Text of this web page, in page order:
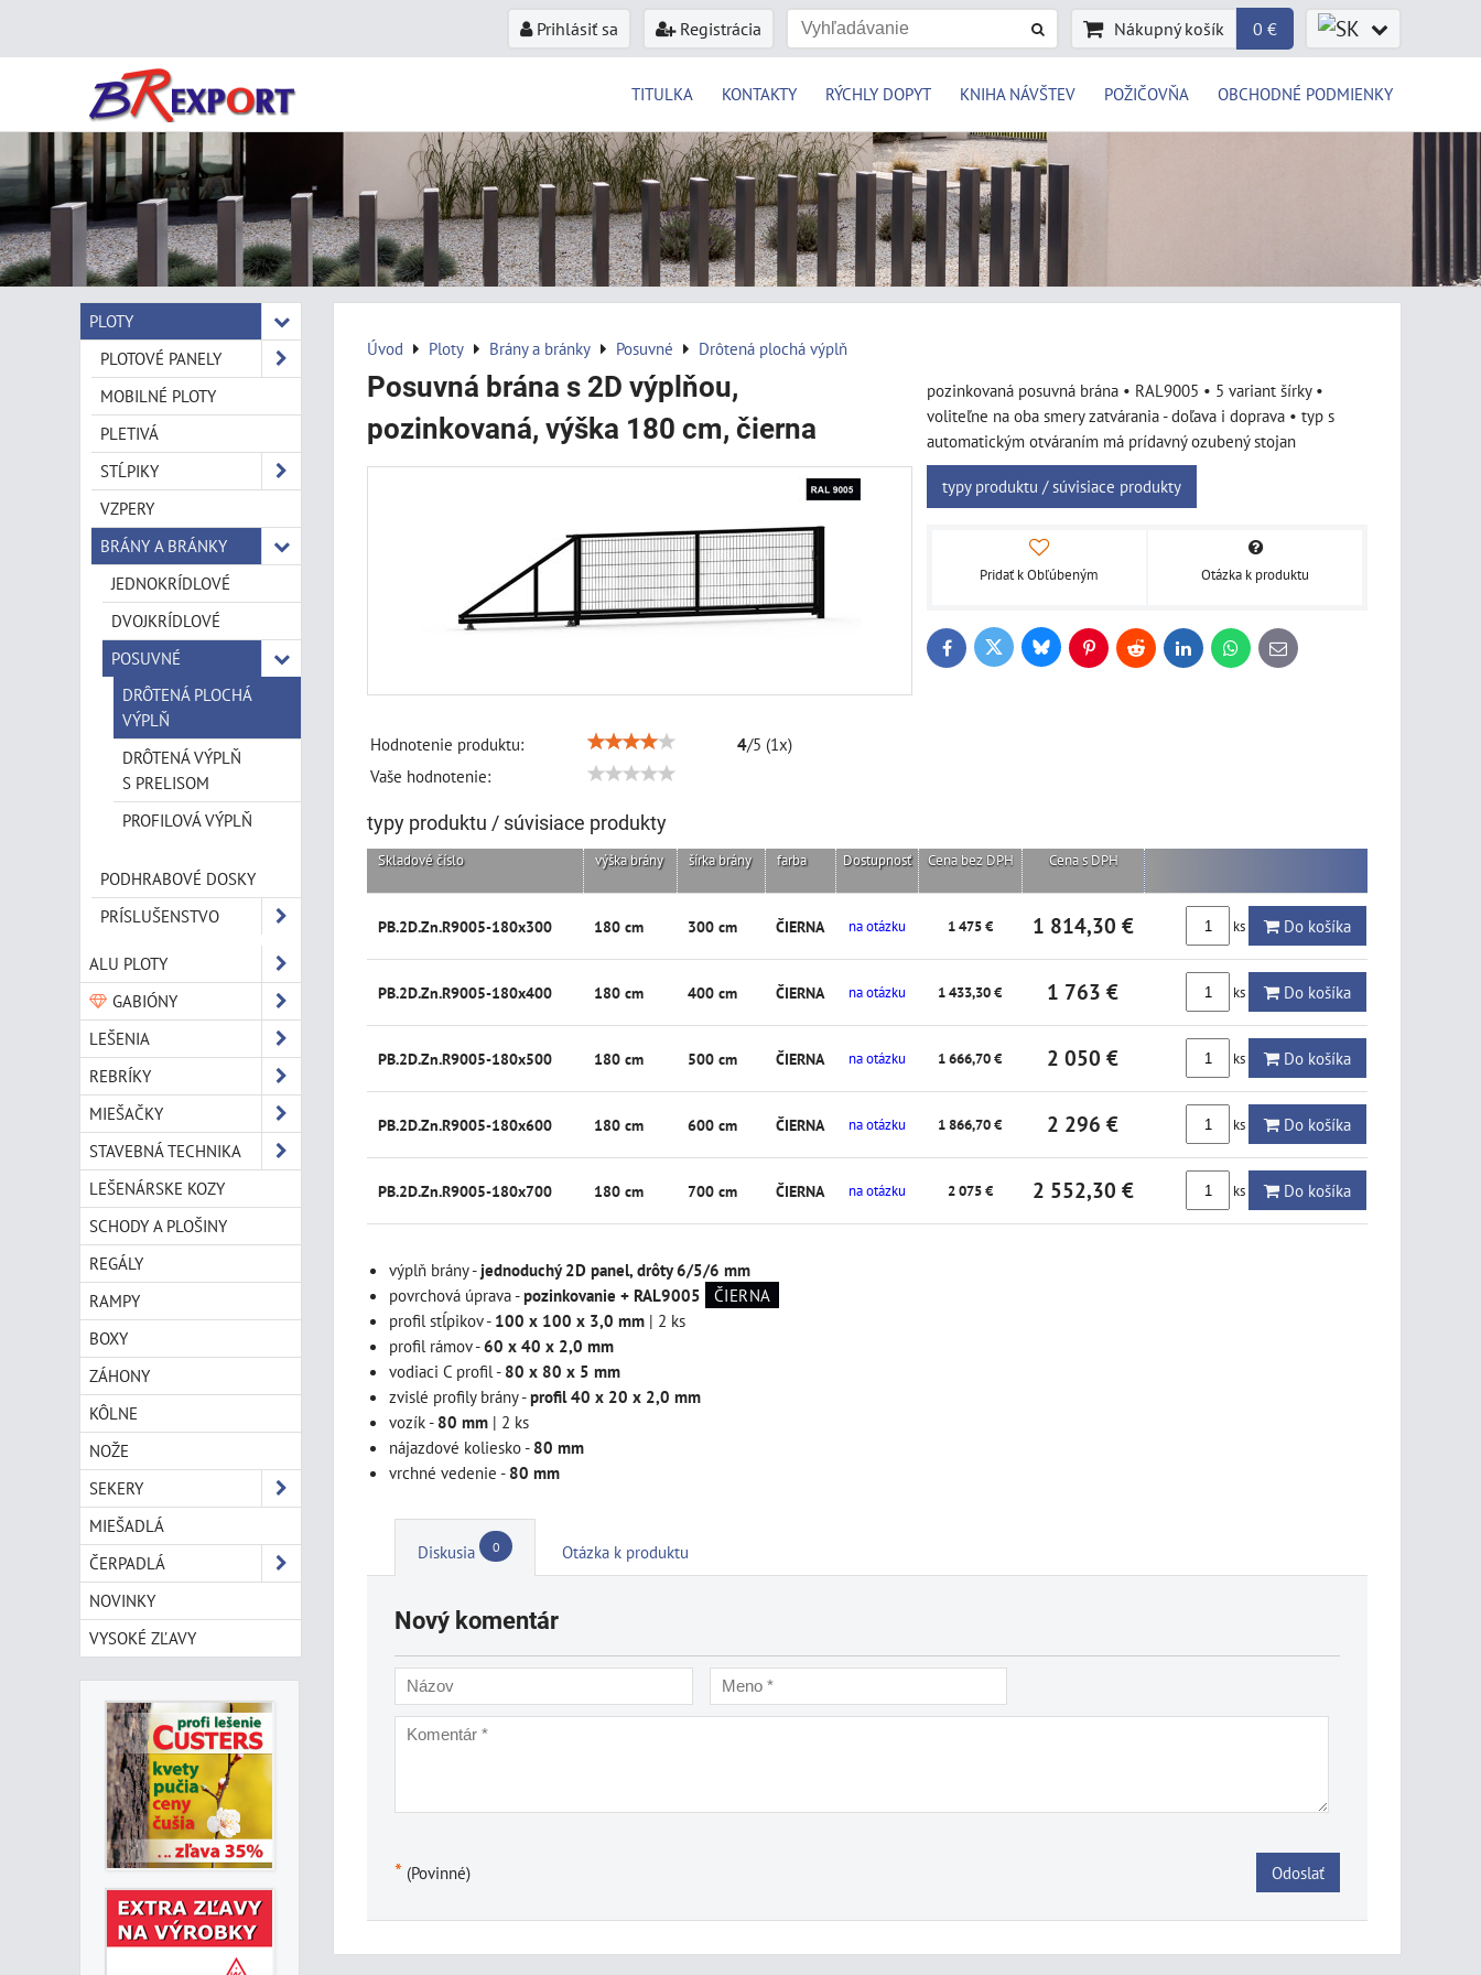
Prihlásiť sa Registrácia Nákupný košík 0 €
TITULKA KONTAKTY RÝCHLY DOPYT KNIHA NÁVŠTEV POŽIČOVŇA OBCHODNÉ PODMIENKY
Úvod Ploty Brány a bránky Posuvné Drôtená plochá výplň
Posuvná brána s 2D výplňou,
pozinkovaná, výška 180 cm, čierna
Hodnotenie produktu: 4/5 (1x)
Vaše hodnotenie:
pozinkovaná posuvná brána • RAL9005 • 5 variant šírky •
voliteľne na oba smery zatvárania - doľava i doprava • typ s
automatickým otváraním má prídavný ozubený stojan
typy produktu / súvisiace produkty
Pridať k Obľúbeným Otázka k produktu
FacebookTwitter BlueskyPinterestReddit LinkedInWhatsApp
E-
mail
typy produktu / súvisiace produkty
Skladové číslo výška brány šírka brány farba Dostupnosť Cena bez DPH Cena s DPH
PB.2D.Zn.R9005-180x300 180 cm 300 cm ČIERNA na otázku 1 475 € 1 814,30 € ks Do košíka
PB.2D.Zn.R9005-180x400 180 cm 400 cm ČIERNA na otázku 1 433,30 € 1 763 € ks Do košíka
PB.2D.Zn.R9005-180x500 180 cm 500 cm ČIERNA na otázku 1 666,70 € 2 050 € ks Do košíka
PB.2D.Zn.R9005-180x600 180 cm 600 cm ČIERNA na otázku 1 866,70 € 2 296 € ks Do košíka
PB.2D.Zn.R9005-180x700 180 cm 700 cm ČIERNA na otázku 2 075 € 2 552,30 € ks Do košíka
výplň brány - jednoduchý 2D panel, drôty 6/5/6 mm
povrchová úprava -pozinkovanie + RAL9005
ČIERNA
profil stĺpikov - 100 x 100 x 3,0 mm | 2 ks
profil rámov -60 x 40 x 2,0 mm
vodiaci C profil - 80 x 80 x 5 mm
zvislé profily brány -profil 40 x 20 x 2,0 mm
vozík - 80 mm | 2 ks
nájazdové koliesko - 80 mm
vrchné vedenie - 80 mm
Diskusia 0 Otázka k produktu
Nový komentár
* (Povinné) Odoslať
PLOTY
PLOTOVÉ PANELY
MOBILNÉ PLOTY
PLETIVÁ
STĹPIKY
VZPERY
BRÁNY A BRÁNKY
JEDNOKRÍDLOVÉ
DVOJKRÍDLOVÉ
POSUVNÉ
DRÔTENÁ PLOCHÁ
VÝPLŇ
DRÔTENÁ VÝPLŇ
S PRELISOM
PROFILOVÁ VÝPLŇ
PODHRABOVÉ DOSKY
PRÍSLUŠENSTVO
ALU PLOTY
GABIÓNY
LEŠENIA
REBRÍKY
MIEŠAČKY
STAVEBNÁ TECHNIKA
LEŠENÁRSKE KOZY
SCHODY A PLOŠINY
REGÁLY
RAMPY
BOXY
ZÁHONY
KÔLNE
NOŽE
SEKERY
MIEŠADLÁ
ČERPADLÁ
NOVINKY
VYSOKÉ ZĽAVY